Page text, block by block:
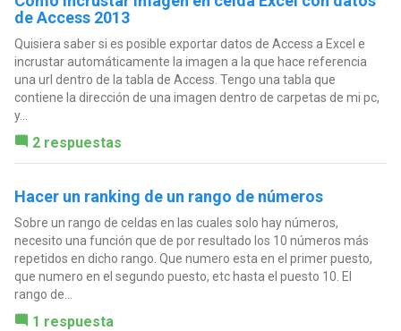
de Access 2013
Quisiera saber si es posible exportar datos de Access a Excel e
incrustar automáticamente la imagen a la que hace referencia
una url dentro de la tabla de Access. Tengo una tabla que
contiene la dirección de una imagen dentro de carpetas de mi pc,
y...
2 respuestas
Hacer un ranking de un rango de números
Sobre un rango de celdas en las cuales solo hay números,
necesito una función que de por resultado los 10 números más
repetidos en dicho rango. Que numero esta en el primer puesto,
que numero en el segundo puesto, etc hasta el puesto 10. El
rango de...
1 respuesta